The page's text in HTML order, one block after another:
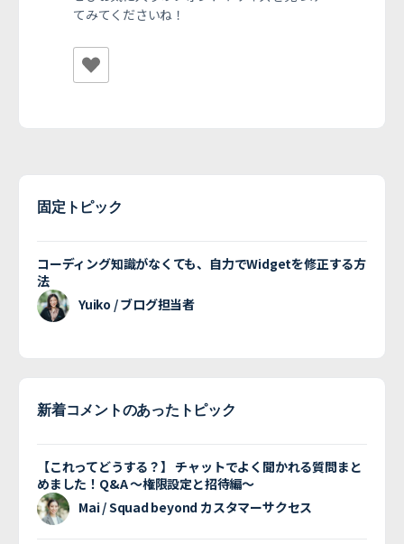
てみてくださいね！
固定トピック
コーディング知識がなくても、自力でWidgetを修正する方
法
Yuiko / ブログ担当者
新着コメントのあったトピック
【これってどうする？】 チャットでよく聞かれる質問まと
めました！Q&A 〜権限設定と招待編〜
Mai / Squad beyond カスタマーサクセス